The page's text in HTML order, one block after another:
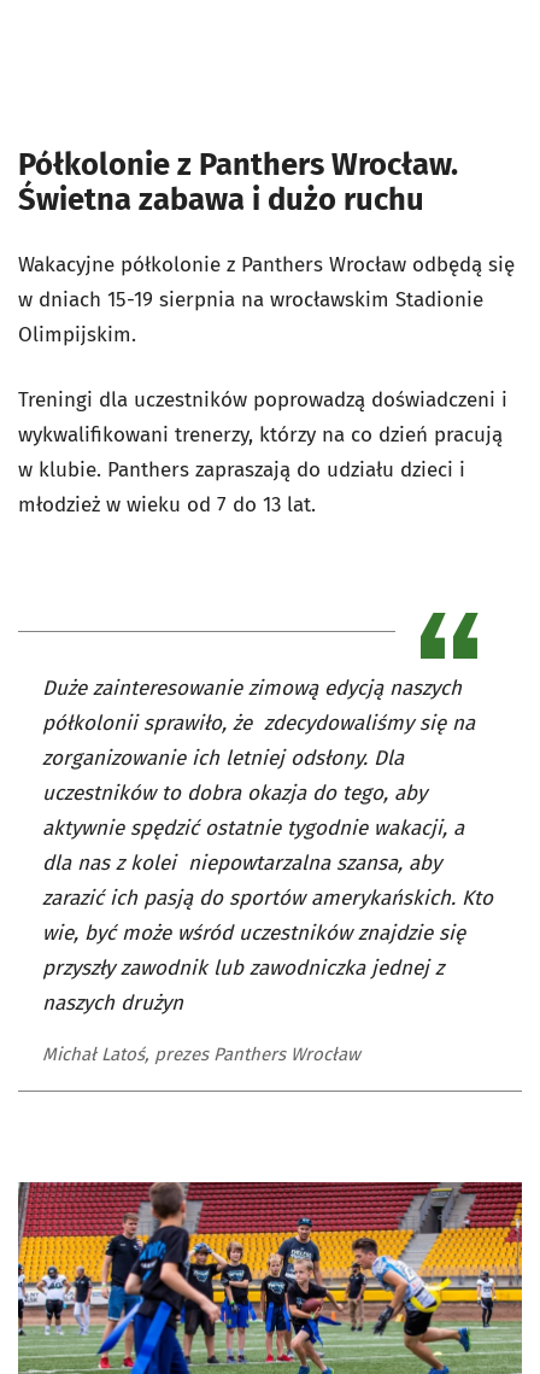
Półkolonie z Panthers Wrocław.
Świetna zabawa i dużo ruchu
Wakacyjne półkolonie z Panthers Wrocław odbędą się
w dniach 15-19 sierpnia na wrocławskim Stadionie
Olimpijskim.
Treningi dla uczestników poprowadzą doświadczeni i
wykwalifikowani trenerzy, którzy na co dzień pracują
w klubie. Panthers zapraszają do udziału dzieci i
młodzież w wieku od 7 do 13 lat.
Duże zainteresowanie zimową edycją naszych
półkolonii sprawiło, że zdecydowaliśmy się na
zorganizowanie ich letniej odsłony. Dla
uczestników to dobra okazja do tego, aby
aktywnie spędzić ostatnie tygodnie wakacji, a
dla nas z kolei niepowtarzalna szansa, aby
zarazić ich pasją do sportów amerykańskich. Kto
wie, być może wśród uczestników znajdzie się
przyszły zawodnik lub zawodniczka jednej z
naszych drużyn
Michał Latoś, prezes Panthers Wrocław